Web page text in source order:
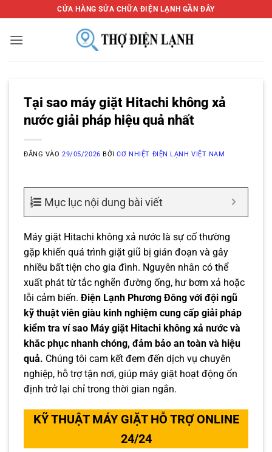
qua
nội
CỬA HÀNG SỬA CHỮA ĐIỆN LẠNH GẦN ĐÂY
Tại sao máy giặt Hitachi không xả
nước giải pháp hiệu quả nhất
ĐĂNG VÀO29/05/2026 BỞICƠ NHIỆT ĐIỆN LẠNH VIỆT NAM
Mục lục nội dung bài viết
Máy giặt Hitachi không xả nước là sự cố thường
gặp khiến quá trình giặt giũ bị gián đoạn và gây
nhiều bất tiện cho gia đình. Nguyên nhân có thể
xuất phát từ tắc nghẽn đường ống, hư bơm xả hoặc
lỗi cảm biến. Điện Lạnh Phương Đông với đội ngũ
kỹ thuật viên giàu kinh nghiệm cung cấp giải pháp
kiểm tra ví sao Máy giặt Hitachi không xả nước và
khắc phục nhanh chóng, đảm bảo an toàn và hiệu
quả. Chúng tôi cam kết đem đến dịch vụ chuyên
nghiệp, hỗ trợ tận nơi, giúp máy giặt hoạt động ổn
định trở lại chỉ trong thời gian ngắn.
KỸ THUẬT MÁY GIẶT HỖ TRỢ ONLINE
24/24